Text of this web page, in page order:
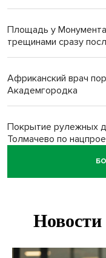
Площадь у
трещинами сразу
Африканский врач
Академгородка
Покрытие рулежных
Толмачево по
В Новосибирске
В Новосибирске